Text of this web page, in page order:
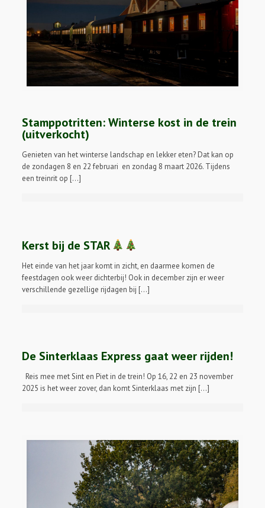
Stamppotritten: Winterse kost in de trein
(uitverkocht)
Genieten van het winterse landschap en lekker eten? Dat kan op
de zondagen 8 en 22 februari en zondag 8 maart 2026. Tijdens
een treinrit op […]
Kerst bij de STAR
Het einde van het jaar komt in zicht, en daarmee komen de
feestdagen ook weer dichterbij! Ook in december zijn er weer
verschillende gezellige rijdagen bij […]
De Sinterklaas Express gaat weer rijden!
Reis mee met Sint en Piet in de trein! Op 16, 22 en 23 november
2025 is het weer zover, dan komt Sinterklaas met zijn […]